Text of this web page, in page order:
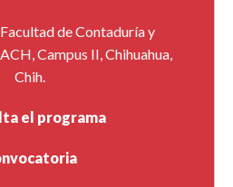
de Contaduría y
Campus II, Chihuahua,
Chih.
el programa